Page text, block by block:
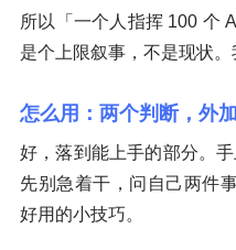
所以「一个人指挥 100 个
是个上限叙事，不是现状。
怎么用：两个判断，外
好，落到能上手的部分。
先别急着干，问自己两件
好用的小技巧。